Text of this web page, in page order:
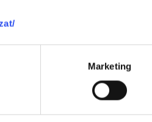
Marketing
9